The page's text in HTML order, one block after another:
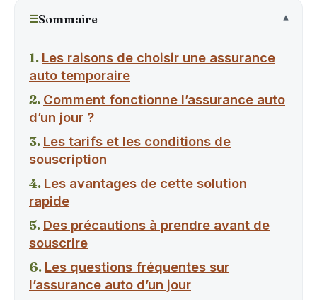
☰Sommaire
Les raisons de choisir une assurance
auto temporaire
Comment fonctionne l’assurance auto
d’un jour ?
Les tarifs et les conditions de
souscription
Les avantages de cette solution
rapide
Des précautions à prendre avant de
souscrire
Les questions fréquentes sur
l’assurance auto d’un jour